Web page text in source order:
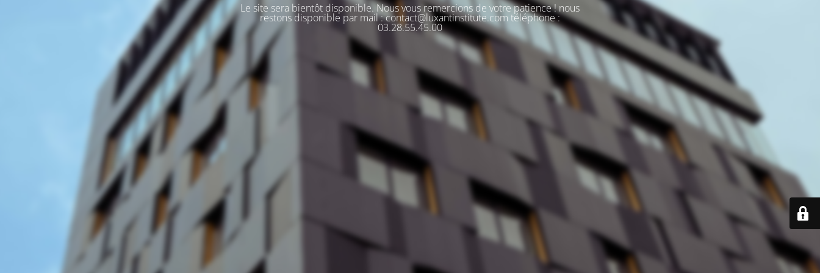
Le site sera bientôt disponible. Nous vous remercions de votre patience ! nous
restons disponible par mail : contact@luxantinstitute.com téléphone :
03.28.55.45.00